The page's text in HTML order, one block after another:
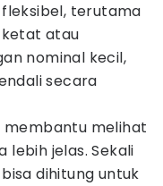
terutama
ketat atau
nominal kecil,
secara
membantu melihat
jelas. Sekali
dihitung untuk